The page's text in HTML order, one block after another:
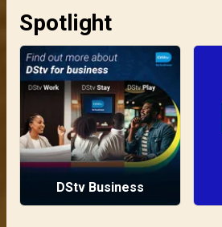
Spotlight
DStv Business